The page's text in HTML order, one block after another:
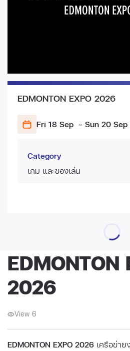
EDMONTON EXPO 2026
Fri 18 Sep - Sun 20 Sep
Category
เกม และของเล่น
EDMONTON
2026
View 6
EDMONTON EXPO 2026 เครือข่า